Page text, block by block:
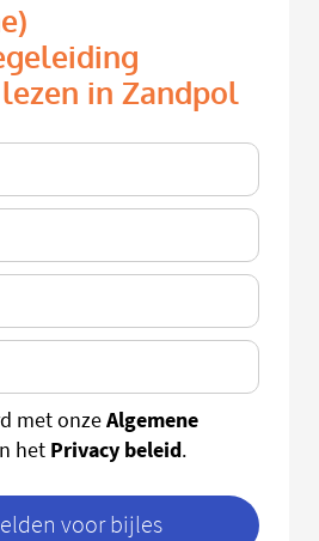
in Zandpol
met onzeAlgemene
het Privacy beleid.
voor bijles